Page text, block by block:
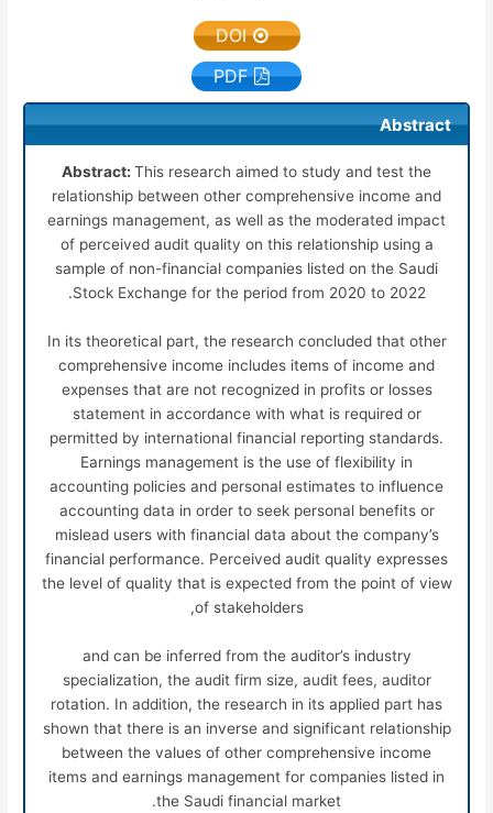
DOI
PDF
Abstract
Abstract: This research aimed to study and test the
relationship between other comprehensive income and
earnings management, as well as the moderated impact
of perceived audit quality on this relationship using a
sample of non-financial companies listed on the Saudi
Stock Exchange for the period from 2020 to 2022.
In its theoretical part, the research concluded that other
comprehensive income includes items of income and
expenses that are not recognized in profits or losses
statement in accordance with what is required or
permitted by international financial reporting standards.
Earnings management is the use of flexibility in
accounting policies and personal estimates to influence
accounting data in order to seek personal benefits or
mislead users with financial data about the company’s
financial performance. Perceived audit quality expresses
the level of quality that is expected from the point of view
of stakeholders,
and can be inferred from the auditor’s industry
specialization, the audit firm size, audit fees, auditor
rotation. In addition, the research in its applied part has
shown that there is an inverse and significant relationship
between the values of other comprehensive income
items and earnings management for companies listed in
the Saudi financial market.